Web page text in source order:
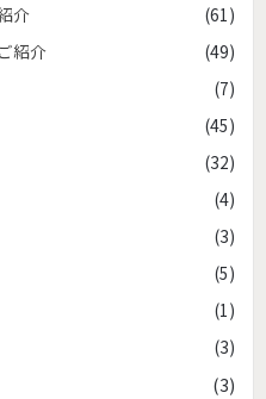
介
(61)
紹介
(49)
(7)
(45)
(32)
(4)
(3)
(5)
(1)
(3)
(3)